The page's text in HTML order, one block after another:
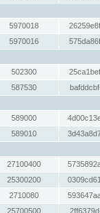
5970018
5970016
502300
587530
589000
589010
27100400
25300200
2710080
25700500